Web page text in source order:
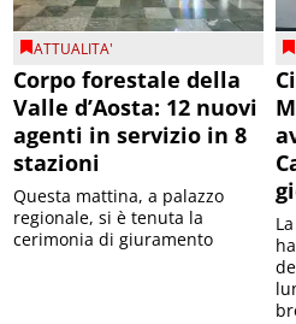
ATTUALITA'
Corpo forestale della
Valle d’Aosta: 12 nuovi
agenti in servizio in 8
stazioni
Questa mattina, a palazzo
regionale, si è tenuta la
cerimonia di giuramento